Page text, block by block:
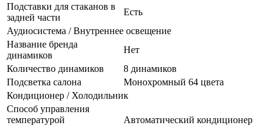
Подставки для стаканов в
задней части
Есть
Аудиосистема / Внутреннее освещение
Название бренда
динамиков
Нет
Количество динамиков
8 динамиков
Подсветка салона
Монохромный 64 цвета
Кондиционер / Холодильник
Способ управления
температурой
Автоматический кондиционер